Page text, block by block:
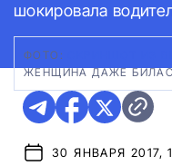
шокировала
ФОТО:
ЖЕНЩИНА ДАЖЕ
30 ЯНВАРЯ 2017,